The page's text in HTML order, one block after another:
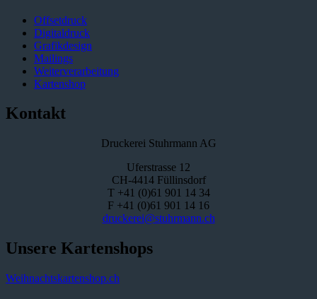
Offsetdruck
Digitaldruck
Grafikdesign
Mailings
Weiterverarbeitung
Kartenshop
Kontakt
Druckerei Stuhrmann AG
Uferstrasse 12
CH-4414 Füllinsdorf
T +41 (0)61 901 14 34
F +41 (0)61 901 14 16
druckerei@stuhrmann.ch
Unsere Kartenshops
Weihnachtskartenshop.ch